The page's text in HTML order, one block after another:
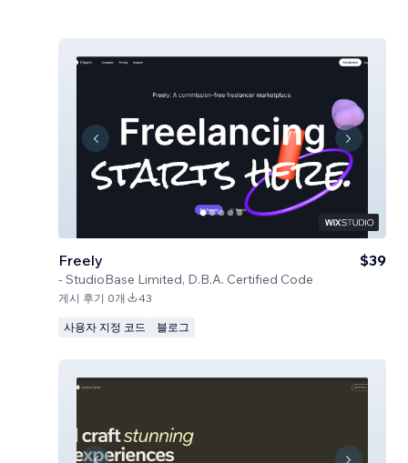
Freely
- StudioBase Limited, D.B.A. Certified Code
$39
게시 후기 0개 43
사용자 지정 코드 블로그